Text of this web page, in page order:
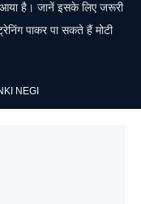
आया है। जानें इसके लिए जरूरी
पाकर पा सकते हैं मोटी
NEGI